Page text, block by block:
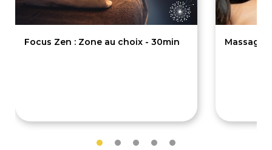
Focus Zen : Zone au choix - 30min Massage